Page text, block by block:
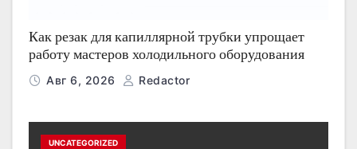
Как резак для капиллярной трубки упрощает
работу мастеров холодильного оборудования
Авг 6, 2026 Redactor
UNCATEGORIZED